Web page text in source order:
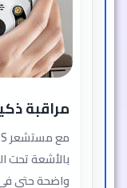
مراقبة
بالأشعة تحت
واضحة حتى